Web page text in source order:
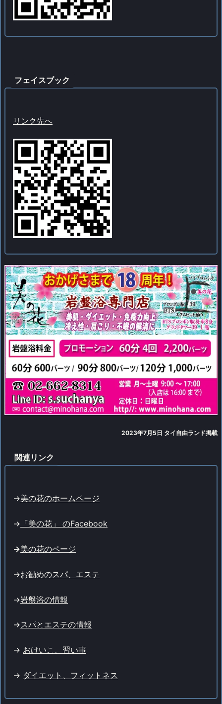
フェイスブック
リンク先へ
2023年7月5日 タイ自由ランド掲載
関連リンク
->美の花のホームページ
-> 「美の花」 のFacebook
->美の花のページ
->お勧めのスパ、エステ
->岩盤浴の情報
->スパとエステの情報
-> おけいこ、習い事
-> ダイエット、フィットネス